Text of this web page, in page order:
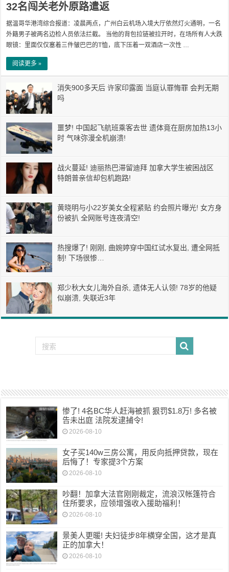
32名闯关老外原路遣返
据温哥华港湾综合报道：凌晨两点，广州白云机场入境大厅依然灯火通明，一名
外籍男子被两名边检人员依法拦截。 当他的背包拉链被拉开时，在场所有人大跌
眼镜：里面仅仅塞着三件皱巴巴的T恤，底下压着一双酒店一次性 …
阅读更多 »
消失900多天后 许家印露面 当庭认罪悔罪 会判无期
吗
噩梦! 中国起飞航班乘客去世 遗体竟在厨房加热13小
时 气味弥漫全机崩溃!
战火蔓延! 迪丽热巴滞留迪拜 加拿大学生被困战区
特朗普亲信却包机跑路!
黄晓明与小22岁美女全程紧贴 约会照片曝光! 女方身
份被扒 全网账号连夜清空!
热搜爆了! 刚刚, 曲婉婷穿中国红试水复出, 遭全网抵
制! 下场很惨…
郑少秋大女儿海外自杀, 遗体无人认领! 78岁的他疑
似崩溃, 失联近3年
惨了! 4名BC华人赶海被抓 狠罚$1.8万! 多名被
告未出庭 法院发逮捕令!
2026-08-10
女子买140w三房公寓，用反向抵押贷款，现在
后悔了！专家提3个方案
2026-08-10
吵翻！加拿大法官刚刚裁定，流浪汉帐篷符合
住所要求，应领增强收入援助福利！
2026-08-10
景美人更暖! 夫妇徒步8年横穿全国，这才是真
正的加拿大！
2026-08-10